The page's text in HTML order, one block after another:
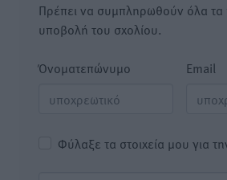
Πρέπει να συμπληρωθούν όλα τα
υποβολή του σχολίου.
Όνοματεπώνυμο Email
Φύλαξε τα στοιχεία μου για